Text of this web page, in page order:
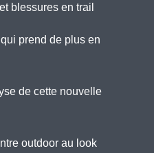
blessures en trail
prend de plus en
de cette nouvelle
outdoor au look